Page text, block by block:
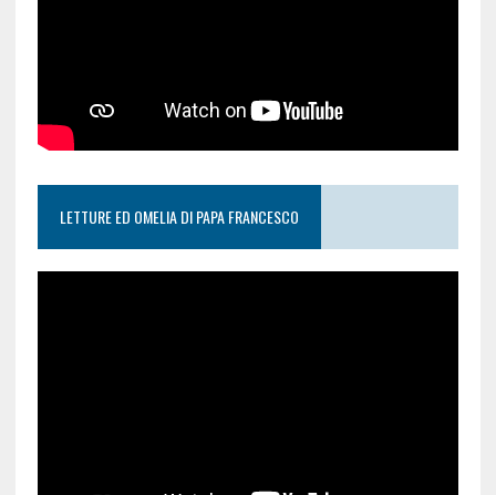
LETTURE ED OMELIA DI PAPA FRANCESCO